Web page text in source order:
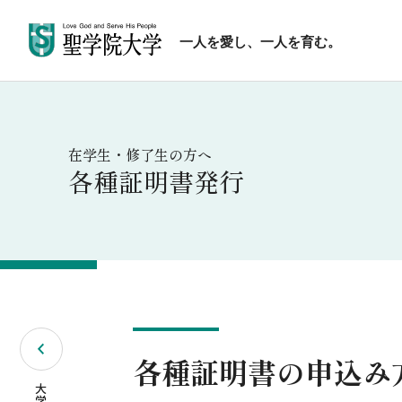
一人を愛し、一人を育む。
在学生・修了生の方へ
各種証明書発行
各種証明書の申込み